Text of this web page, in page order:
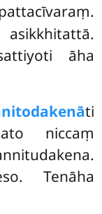
āha
ti
niccaṃ
Tenāha